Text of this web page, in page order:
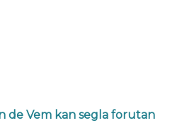
de Vem kan segla forutan